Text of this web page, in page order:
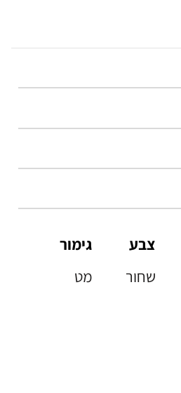
צבע
שחור
גימור
מט